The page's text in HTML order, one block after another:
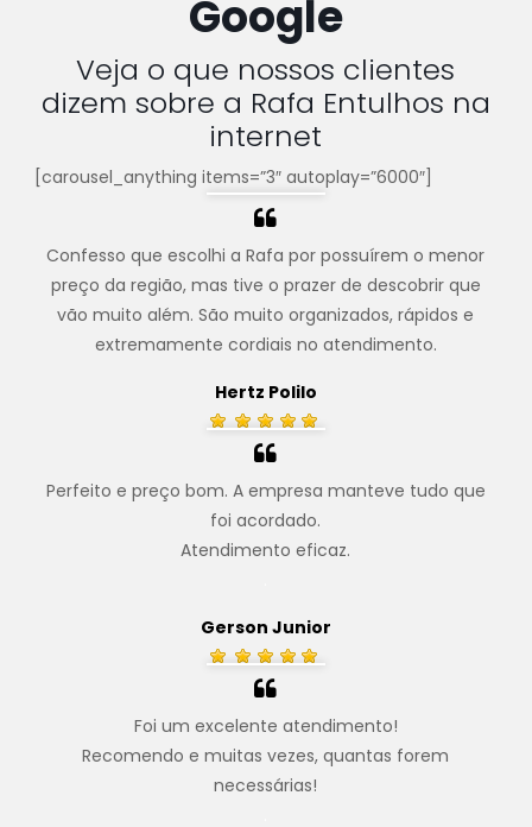
Google
Veja o que nossos clientes
dizem sobre a Rafa Entulhos na
internet
[carousel_anything items=”3″ autoplay=”6000″]
Confesso que escolhi a Rafa por possuírem o menor
preço da região, mas tive o prazer de descobrir que
vão muito além. São muito organizados, rápidos e
extremamente cordiais no atendimento.
Hertz Polilo
Perfeito e preço bom. A empresa manteve tudo que
foi acordado.
Atendimento eficaz.
Gerson Junior
Foi um excelente atendimento!
Recomendo e muitas vezes, quantas forem
necessárias!